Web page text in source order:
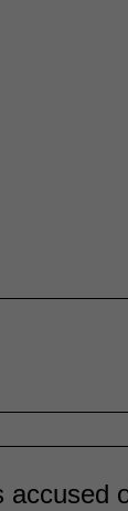
accused